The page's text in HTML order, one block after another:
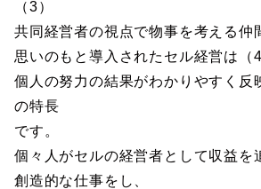
（3）
共同経営者の視点で物事を考える仲
思いのもと導入されたセル経営は（
個人の努力の結果がわかりやすく反
の特長
です。
個々人がセルの経営者として収益を
創造的な仕事をし、